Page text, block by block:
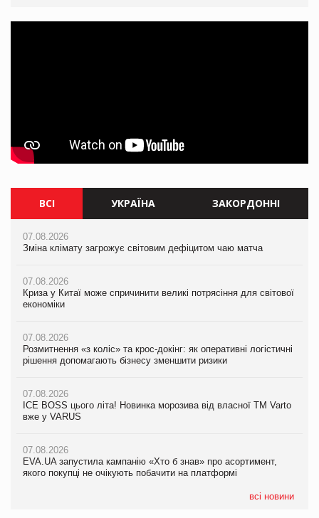
ВСІ УКРАЇНА ЗАКОРДОННІ
07.08.2026
Зміна клімату загрожує світовим дефіцитом чаю матча
07.08.2026
Криза у Китаї може спричинити великі потрясіння для світової
економіки
07.08.2026
Розмитнення «з коліс» та крос-докінг: як оперативні логістичні
рішення допомагають бізнесу зменшити ризики
07.08.2026
ICE BOSS цього літа! Новинка морозива від власної ТМ Varto
вже у VARUS
07.08.2026
EVA.UA запустила кампанію «Хто б знав» про асортимент,
якого покупці не очікують побачити на платформі
всі новини
07.08.2026
Зміна клімату загрожує світовим дефіцитом чаю матча
07.08.2026
Криза у Китаї може спричинити великі потрясіння для світової
економіки
07.08.2026
Розмитнення «з коліс» та крос-докінг: як оперативні логістичні
рішення допомагають бізнесу зменшити ризики
07.08.2026
ICE BOSS цього літа! Новинка морозива від власної ТМ Varto
вже у VARUS
07.08.2026
EVA.UA запустила кампанію «Хто б знав» про асортимент,
якого покупці не очікують побачити на платформі
07.08.2026
Зміна клімату загрожує світовим дефіцитом чаю матча
07.08.2026
Криза у Китаї може спричинити великі потрясіння для світової
економіки
07.08.2026
Kraft Heinz скоротила збиток у першому півріччі
Продажі Hugo Boss впали на 9%